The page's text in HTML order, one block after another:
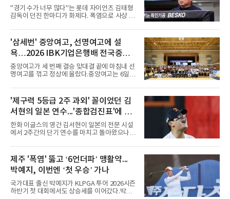
는 경기 수가 바람직
"경기 수가 너무 많다"는 롯데 자이언츠 김태형
감독이 던진 한마디가 화제다. 폭염으로 사상 초
독은 단순히 더위를 이야기하지 않았다. 우천,
폭염, 부상 등 변수가 늘어나는 현실에서 현재
팀당 144경기 체제가 과연 지속 가능한지 질문
을 던졌다.물론 144경기가 세계적으로 특별히
많은 숫자는 아니다. 메이저리그는 팀당 162경
기, 일본프로야구도 143~144경기를 치른다. 숫
자만 놓고 보면 KBO가 유난히 혹사 구조라고 말
비교하기 어려울 정도로 폭염이 길어지고 강해
지고 있다. 여기에 장마, 이
'삼세번' 중앙여고, 선명여고에 설
욕…2026 IBK기업은행배 전국중고
배구대회 우승
중앙여고가 세 번째 결승 맞대결 끝에 마침내 선
명여고를 꺾고 정상에 올랐다.중앙여고는 6일
행배 전국중고배구대회 18세 이하 여자부 결승
에서 선명여고를 세트스코어 3-1(13-25, 25-14,
25-17, 25-10)로 물리치고 우승을 차지했다.첫
세트를 13-25로 내주며 불안하게 출발한 중앙여
고는 이후 조직력을 되찾아 2세트부터 경기 주
도권을 완전히 장악했다. 강한 서브와 탄탄한 수
비를 앞세워 내리 세 세트를 따내며 짜릿한 역전
권대회 결승에서 모두 선명여고에 패해 준우승
에 머물렀다. 그러나 세 번째
'제구력 5등급 2주 과외' 꼴이었던 김
서현의 일본 연수...'종합검진표'에 불
과
한화 이글스의 영건 김서현이 일본의 전문 시설
에서 2주간의 단기 연수를 마치고 돌아왔으나,
출하며 야구 팬들과 전문가들 사이에 씁쓸한 뒷
맛을 남기고 있다.출국 당시만 해도 선수의 고질
적인 제구 문제를 해결할 특효약이 될 것처럼 포
장되었던 이번 연수는, 뚜껑을 열어보니 '제구력
5등급에게 2주짜리 족집게 과외를 붙여 1등급을
기대한 꼴'이었다는 냉정한 평가를 피하기 어렵
게 됐다.야구에서 투수의 제구력은 오랜 시간 투
제주 '폭염' 뚫고 ‘6언더파’ 맹활약...
박예지, 이번엔 ‘첫 우승’ 가나
국가대표 출신 박예지가 KLPGA 투어 2026시즌
하반기 첫 대회에서도 상승세를 이어갔다.박예